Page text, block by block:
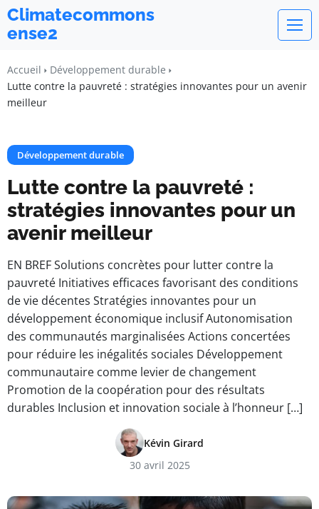
Climatecommons
ense2
Accueil
Développement durable
Lutte contre la pauvreté : stratégies innovantes pour un avenir
meilleur
Développement durable
Lutte contre la pauvreté :
stratégies innovantes pour un
avenir meilleur
EN BREF Solutions concrètes pour lutter contre la
pauvreté Initiatives efficaces favorisant des conditions
de vie décentes Stratégies innovantes pour un
développement économique inclusif Autonomisation
des communautés marginalisées Actions concertées
pour réduire les inégalités sociales Développement
communautaire comme levier de changement
Promotion de la coopération pour des résultats
durables Inclusion et innovation sociale à l’honneur […]
Kévin Girard
30 avril 2025